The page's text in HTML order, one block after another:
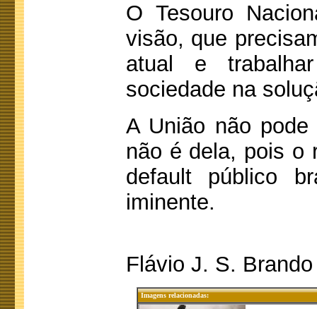
O Tesouro
visão, que
atual e
sociedade na
A União não
não é dela, pois o
default público
iminente.
Flávio J. S. Brando
Imagens relacionadas: